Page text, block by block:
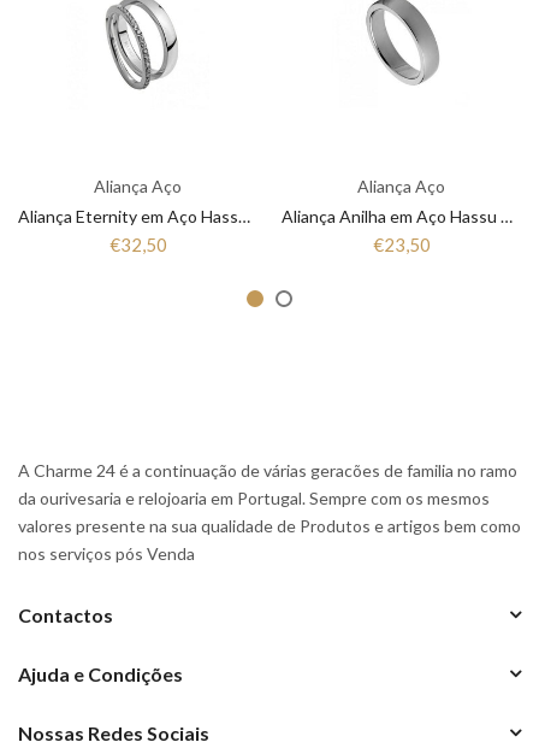
Aliança Aço
Aliança Eternity em Aço Hassu 7HSS010148A
€32,50
Aliança Aço
Aliança Anilha em Aço Hassu 7HSS010148
€23,50
A Charme 24 é a continuação de várias geracões de familia no ramo
da ourivesaria e relojoaria em Portugal. Sempre com os mesmos
valores presente na sua qualidade de Produtos e artigos bem como
nos serviços pós Venda
Contactos
Ajuda e Condições
Nossas Redes Sociais